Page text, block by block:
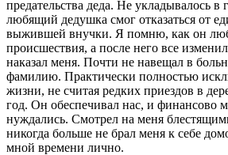
предательства деда. Не укладывалось в
любящий дедушка смог отказаться от
выжившей внучки. Я помню, как он
происшествия, а после него все
наказал меня. Почти не навещал в
фамилию. Практически полностью
жизни, не считая редких приездов в
год. Он обеспечивал нас, и финансово
нуждались. Смотрел на меня
никогда больше не брал меня к себе
мной времени лично.